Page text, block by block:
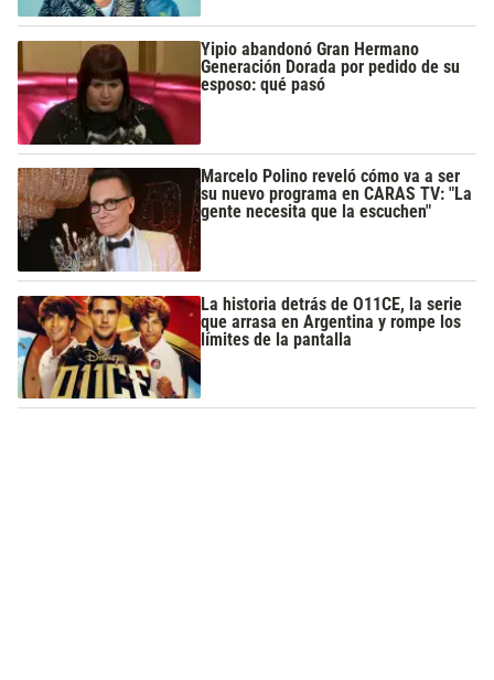
Yipio abandonó Gran Hermano
Generación Dorada por pedido de su
esposo: qué pasó
Marcelo Polino reveló cómo va a ser
su nuevo programa en CARAS TV: "La
gente necesita que la escuchen"
La historia detrás de O11CE, la serie
que arrasa en Argentina y rompe los
límites de la pantalla